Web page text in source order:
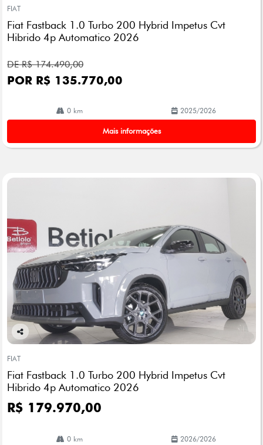
arti
lhe
FIAT
Fiat Fastback 1.0 Turbo 200 Hybrid Impetus Cvt
Hibrido 4p Automatico 2026
DE R$ 174.490,00
POR R$ 135.770,00
0 km 2025/2026
Mais informações
Co
arti
lhe
FIAT
Fiat Fastback 1.0 Turbo 200 Hybrid Impetus Cvt
Hibrido 4p Automatico 2026
R$ 179.970,00
0 km 2026/2026